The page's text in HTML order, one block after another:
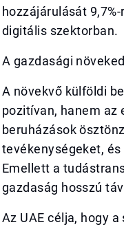
hozzájárulását
digitális szektorban.
A gazdasági
A növekvő külföldi
pozitívan, hanem az
beruházások
tevékenységeket,
Emellett a
gazdaság hosszú
Az UAE célja, hogy